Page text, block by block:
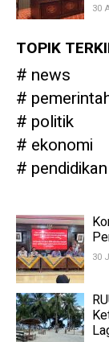
30
TOPIK
news
politik
ekonomi
pendidikan
30